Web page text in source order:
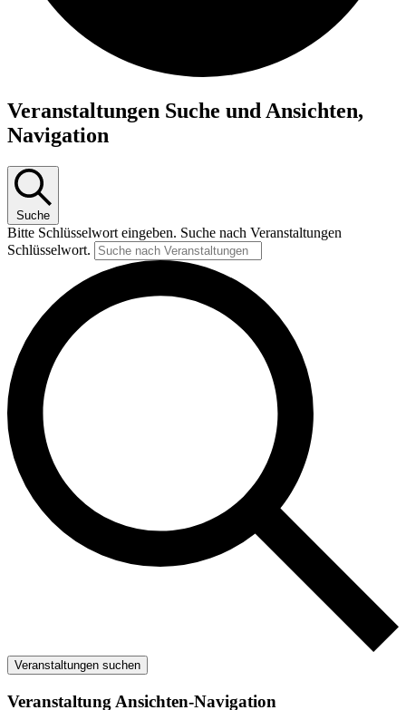
Veranstaltungen
für
Dezember
2025
Veranstaltungen Suche und Ansichten,
Navigation
Suche
Bitte Schlüsselwort eingeben. Suche nach Veranstaltungen
Schlüsselwort.
Veranstaltungen suchen
Veranstaltung Ansichten-Navigation